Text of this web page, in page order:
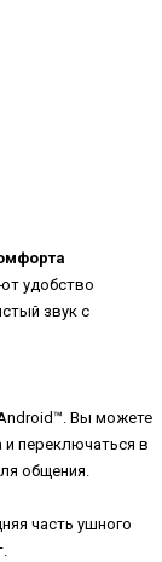
удобство
звук с
Вы можете
переключаться в
общения.
часть ушного